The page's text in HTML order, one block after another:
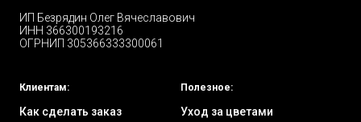
ИП Безрядин Олег Вячеславович
ИНН 366300193216
ОГРНИП 305366333300061
Клиентам:
Как сделать заказ
Полезное:
Уход за цветами